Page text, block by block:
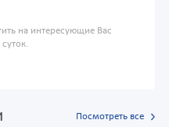
на интересующие Вас
Посмотреть все